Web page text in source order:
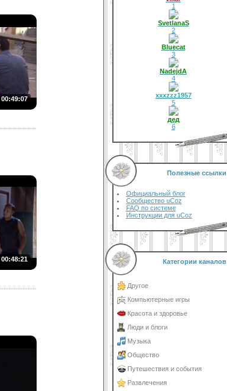
00:49:07
00:48:21
1
SvetlanaS
2
Bluecat
3
NadejdA
4
xxxzzz1957
5
дед
6
Полезные ссылки
Официальный блог
Сообщество uCoz
FAQ по системе
Инструкции для uCoz
Категории каналов
Другое
Компьютерные игры
Красота и здоровье
Люди и блоги
Музыка
Общество
Путешествия и события
Развлечения